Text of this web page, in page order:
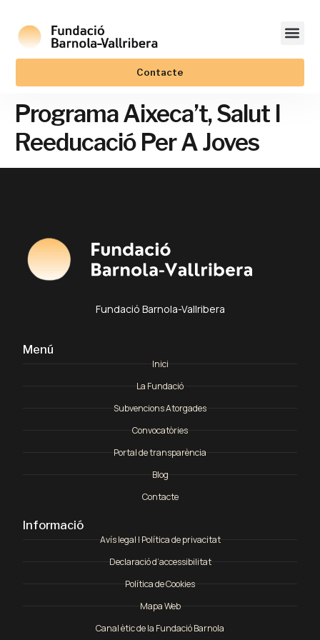
Contacte
Programa Aixeca’t, Salut I
Reeducació Per A Joves
Fundació Barnola-Vallribera
Menú
Inici
La Fundació
Subvencions Atorgades
Convocatòries
Portal de transparència
Blog
Contacte
Informació
Avís legal | Política de privacitat
Declaració d’accessibilitat
Política de Cookies
Mapa Web
Canal ètic de la Fundació Barnola